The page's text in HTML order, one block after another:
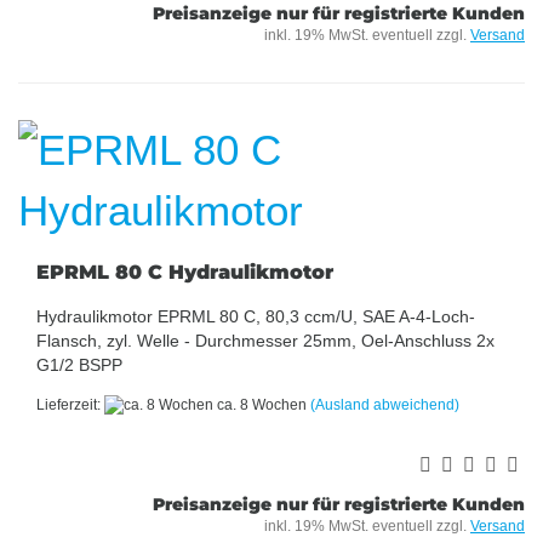
Preisanzeige nur für registrierte Kunden
inkl. 19% MwSt. eventuell zzgl. Versand
EPRML 80 C Hydraulikmotor
Hydraulikmotor EPRML 80 C, 80,3 ccm/U, SAE A-4-Loch-
Flansch, zyl. Welle - Durchmesser 25mm, Oel-Anschluss 2x
G1/2 BSPP
Lieferzeit: ca. 8 Wochen (Ausland abweichend)
Preisanzeige nur für registrierte Kunden
inkl. 19% MwSt. eventuell zzgl. Versand